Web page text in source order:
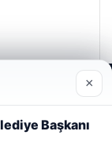
çerezler
×
Başkanı